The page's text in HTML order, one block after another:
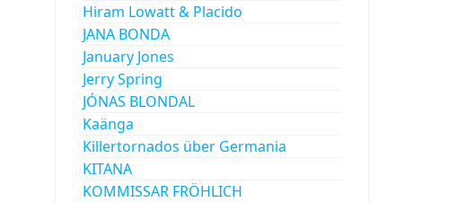
Hiram Lowatt & Placido
JANA BONDA
January Jones
Jerry Spring
JÓNAS BLONDAL
Kaänga
Killertornados über Germania
KITANA
KOMMISSAR FRÖHLICH